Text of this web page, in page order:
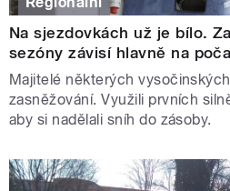
Na sjezdovkách už je bílo.
sezóny závisí hlavně na
Majitelé některých
zasněžování. Využili prvních
aby si nadělali sníh do zásoby.